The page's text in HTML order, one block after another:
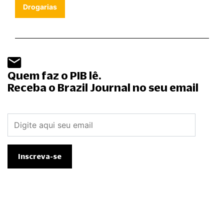
Drogarias
Quem faz o PIB lê.
Receba o Brazil Journal no seu email